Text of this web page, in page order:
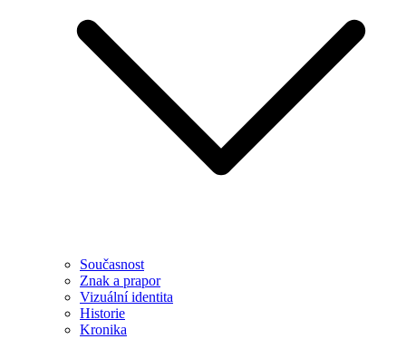
Současnost
Znak a prapor
Vizuální identita
Historie
Kronika